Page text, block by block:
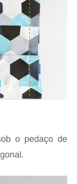
o pedaço de